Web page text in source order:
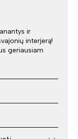
ir
interjerą!
geriausiam